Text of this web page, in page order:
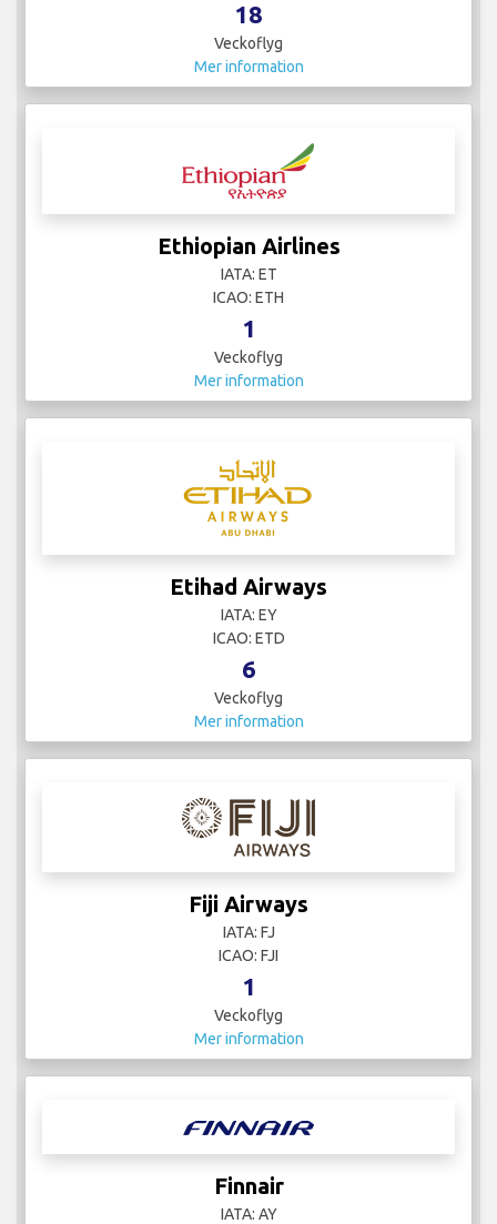
18
Veckoflyg
Mer information
Ethiopian Airlines
IATA: ET
ICAO: ETH
1
Veckoflyg
Mer information
Etihad Airways
IATA: EY
ICAO: ETD
6
Veckoflyg
Mer information
Fiji Airways
IATA: FJ
ICAO: FJI
1
Veckoflyg
Mer information
Finnair
IATA: AY